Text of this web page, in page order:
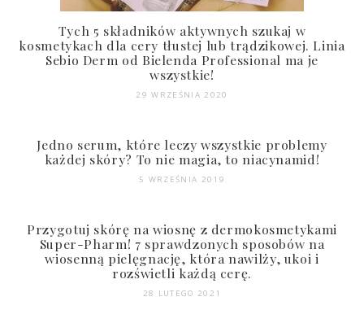
Tych 5 składników aktywnych szukaj w
kosmetykach dla cery tłustej lub trądzikowej. Linia
Sebio Derm od Bielenda Professional ma je
wszystkie!
29 WRZEŚNIA 2020
Jedno serum, które leczy wszystkie problemy
każdej skóry? To nie magia, to niacynamid!
5 WRZEŚNIA 2019
Przygotuj skórę na wiosnę z dermokosmetykami
Super-Pharm! 7 sprawdzonych sposobów na
wiosenną pielęgnację, która nawilży, ukoi i
rozświetli każdą cerę.
28 LUTEGO 2021